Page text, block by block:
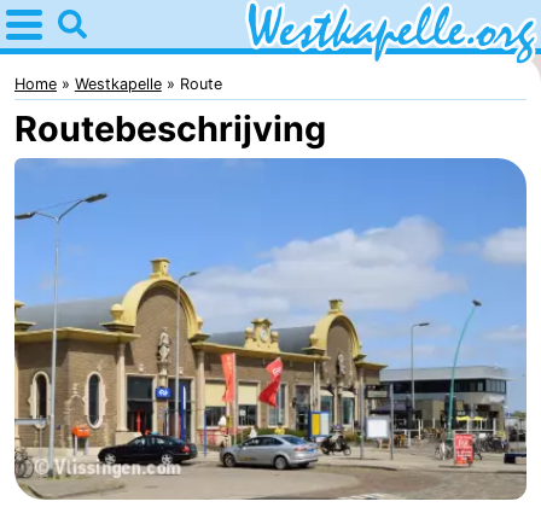
Home
Westkapelle
Tips
kinderen
Overnachten
Appartementen
-
Duinweg
Résidence
Campings
Home Westkapelle Route
Routebeschrijving